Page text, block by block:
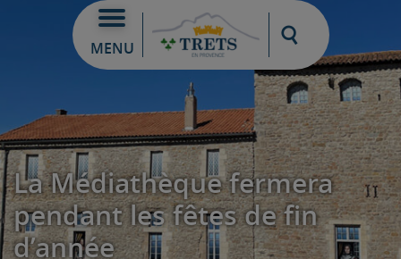
MENU
Moteur de
La Médiathèque fermera
pendant les fêtes de fin
d’année